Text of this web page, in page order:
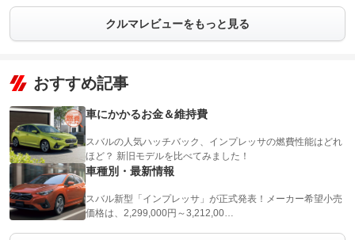
クルマレビューをもっと見る
おすすめ記事
車にかかるお金＆維持費
スバルの人気ハッチバック、インプレッサの燃費性能はどれ
ほど？ 新旧モデルを比べてみました！
車種別・最新情報
スバル新型「インプレッサ」が正式発表！メーカー希望小売
価格は、2,299,000円～3,212,00…